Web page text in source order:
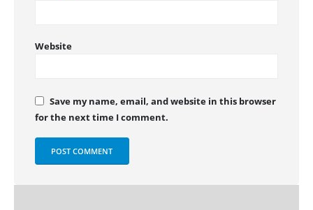
Website
Save my name, email, and website in this browser
for the next time I comment.